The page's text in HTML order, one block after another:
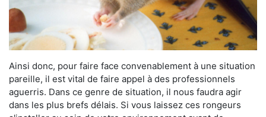
Ainsi donc, pour faire face convenablement à une situation
pareille, il est vital de faire appel à des professionnels
aguerris. Dans ce genre de situation, il nous faudra agir
dans les plus brefs délais. Si vous laissez ces rongeurs